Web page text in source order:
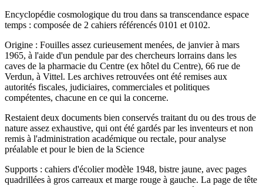
Encyclopédie cosmologique du trou dans sa transcendance espace
temps : composée de 2 cahiers référencés 0101 et 0102.
Origine : Fouilles assez curieusement menées, de janvier à mars
1965, à l'aide d'un pendule par des chercheurs lorrains dans les
caves de la pharmacie du Centre (ex hôtel du Centre), 66 rue de
Verdun, à Vittel. Les archives retrouvées ont été remises aux
autorités fiscales, judiciaires, commerciales et politiques
compétentes, chacune en ce qui la concerne.
Restaient deux documents bien conservés traitant du ou des trous de
nature assez exhaustive, qui ont été gardés par les inventeurs et non
remis à l'administration académique ou rectale, pour analyse
préalable et pour le bien de la Science
Supports : cahiers d'écolier modèle 1948, bistre jaune, avec pages
quadrillées à gros carreaux et marge rouge à gauche. La page de tête